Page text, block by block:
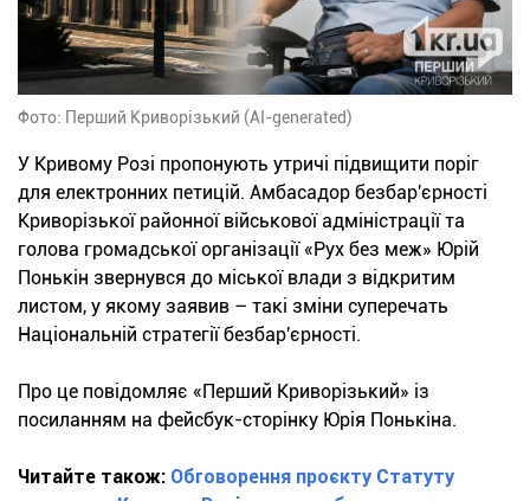
Фото: Перший Криворізький (AI-generated)
У Кривому Розі пропонують утричі підвищити поріг
для електронних петицій. Амбасадор безбар'єрності
Криворізької районної військової адміністрації та
голова громадської організації «Рух без меж» Юрій
Понькін звернувся до міської влади з відкритим
листом, у якому заявив – такі зміни суперечать
Національній стратегії безбар'єрності.
Про це повідомляє «Перший Криворізький» із
посиланням на фейсбук-сторінку Юрія Понькіна.
Читайте також: Обговорення проєкту Статуту